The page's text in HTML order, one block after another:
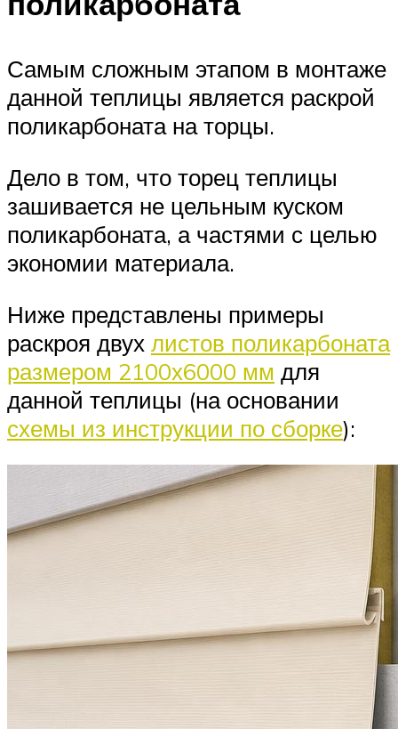
Самым сложным этапом в монтаже
данной теплицы является раскрой
поликарбоната на торцы.
Дело в том, что торец теплицы
зашивается не цельным куском
поликарбоната, а частями с целью
экономии материала.
Ниже представлены примеры
раскроя двух листов поликарбоната
размером 2100х6000 мм для
данной теплицы (на основании
схемы из инструкции по сборке):